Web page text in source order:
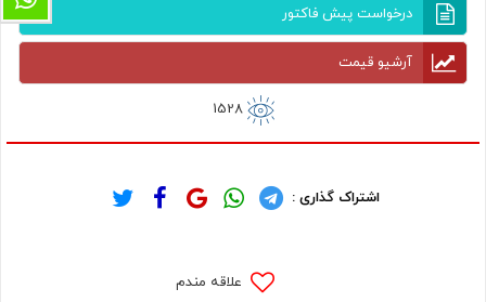
درخواست پیش فاکتور
آرشیو قیمت
1528
اشتراک گذاری :
علاقه مندم